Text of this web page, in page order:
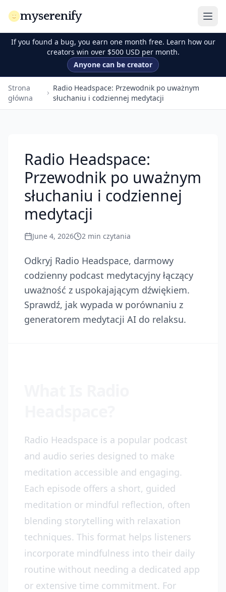
myserenify
If you found a bug, you earn one month free. Learn how our
creators win over $500 USD per month.
Anyone can be creator
Strona
główna
Radio Headspace: Przewodnik po uważnym
słuchaniu i codziennej medytacji
Radio Headspace:
Przewodnik po uważnym
słuchaniu i codziennej
medytacji
June 4, 2026 2 min czytania
Odkryj Radio Headspace, darmowy
codzienny podcast medytacyjny łączący
uważność z uspokajającym dźwiękiem.
Sprawdź, jak wypada w porównaniu z
generatorem medytacji AI do relaksu.
Radio Headspace is a popular podcast
and audio series designed to make
meditation accessible and engaging.
Each episode offers a short, guided
meditation or mindful reflection, often
blending storytelling with relaxation
techniques. This format helps listeners
incorporate mindfulness into their daily
routine without needing a dedicated app
or extensive time commitment. For